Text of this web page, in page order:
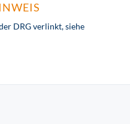
DRG verlinkt, siehe